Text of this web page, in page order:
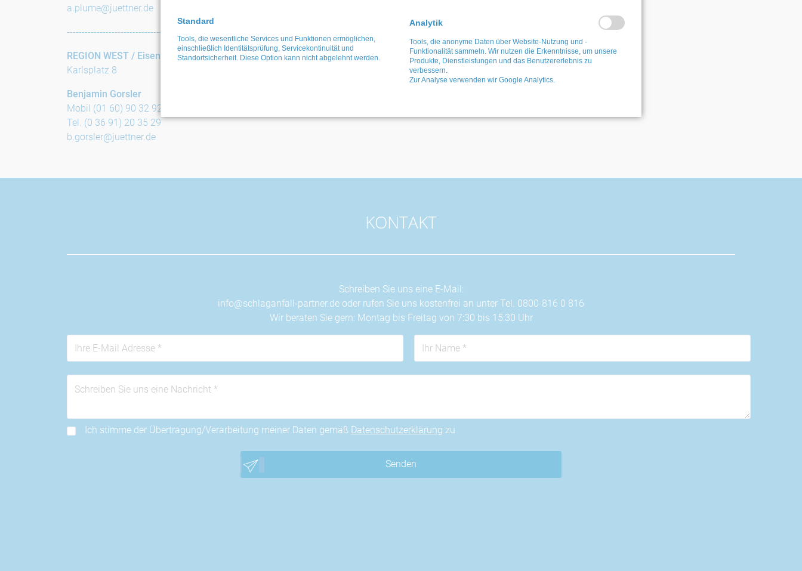
a.plume@juettner.de
-----------------------------------------------------
REGION WEST / Eisenach
Karlsplatz 8
Benjamin Gorsler
Mobil (01 60) 90 32 92 53
Tel. (0 36 91) 20 35 29
b.gorsler@juettner.de
KONTAKT
Schreiben Sie uns eine E-Mail:
info@schlaganfall-partner.de oder rufen Sie uns kostenfrei an unter Tel. 0800-816 0 816
Wir beraten Sie gern: Montag bis Freitag von 7:30 bis 15:30 Uhr
Ich stimme der Übertragung/Verarbeitung meiner Daten gemäß Datenschutzerklärung zu
Senden
Standard
Tools, die wesentliche Services und Funktionen ermöglichen,
einschließlich Identitätsprüfung, Servicekontinuität und
Standortsicherheit. Diese Option kann nicht abgelehnt werden.
Analytik
Tools, die anonyme Daten über Website-Nutzung und -
Funktionalität sammeln. Wir nutzen die Erkenntnisse, um unsere
Produkte, Dienstleistungen und das Benutzererlebnis zu
verbessern.
Zur Analyse verwenden wir Google Analytics.